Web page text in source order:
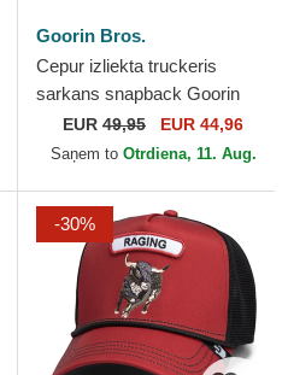
Goorin Bros.
Cepur izliekta truckeris
sarkans snapback Goorin
Bros. High Way Up Horse
Play The Farm Red Hat...
EUR 49,95 EUR 44,96
Saņem to Otrdiena, 11. Aug.
-30%